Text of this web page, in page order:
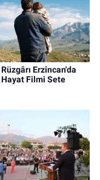
Erzincan'da
Hayat Filmi Sete